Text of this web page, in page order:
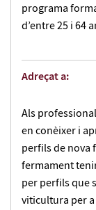
programa
d’entre 25 i 64
Adreçat a:
Als
en conèixer i
perfils de nova
fermament
per perfils que
viticultura per